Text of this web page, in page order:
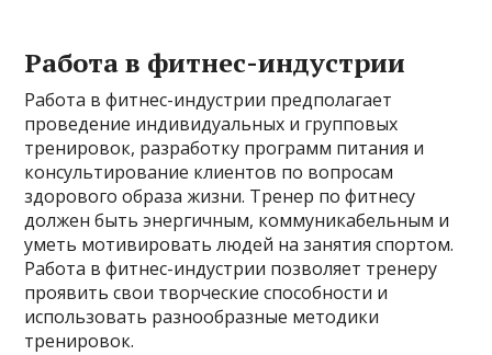
Работа в фитнес-индустрии
Работа в фитнес-индустрии предполагает
проведение индивидуальных и групповых
тренировок, разработку программ питания и
консультирование клиентов по вопросам
здорового образа жизни. Тренер по фитнесу
должен быть энергичным, коммуникабельным и
уметь мотивировать людей на занятия спортом.
Работа в фитнес-индустрии позволяет тренеру
проявить свои творческие способности и
использовать разнообразные методики
тренировок.